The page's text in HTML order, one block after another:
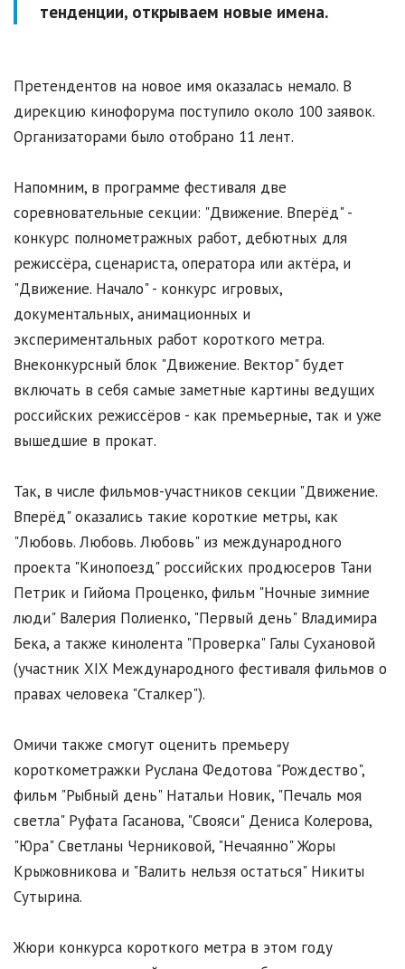
тенденции, открываем новые имена.
Претендентов на новое имя оказалась немало. В
дирекцию кинофорума поступило около 100 заявок.
Организаторами было отобрано 11 лент.
Напомним, в программе фестиваля две
соревновательные секции: "Движение. Вперёд" -
конкурс полнометражных работ, дебютных для
режиссёра, сценариста, оператора или актёра, и
"Движение. Начало" - конкурс игровых,
документальных, анимационных и
экспериментальных работ короткого метра.
Внеконкурсный блок "Движение. Вектор" будет
включать в себя самые заметные картины ведущих
российских режиссёров - как премьерные, так и уже
вышедшие в прокат.
Так, в числе фильмов-участников секции "Движение.
Вперёд" оказались такие короткие метры, как
"Любовь. Любовь. Любовь" из международного
проекта "Кинопоезд" российских продюсеров Тани
Петрик и Гийома Проценко, фильм "Ночные зимние
люди" Валерия Полиенко, "Первый день" Владимира
Бека, а также кинолента "Проверка" Галы Сухановой
(участник XIX Международного фестиваля фильмов о
правах человека "Сталкер").
Омичи также смогут оценить премьеру
короткометражки Руслана Федотова "Рождество",
фильм "Рыбный день" Натальи Новик, "Печаль моя
светла" Руфата Гасанова, "Свояси" Дениса Колерова,
"Юра" Светланы Черниковой, "Нечаянно" Жоры
Крыжовникова и "Валить нельзя остаться" Никиты
Сутырина.
Жюри конкурса короткого метра в этом году